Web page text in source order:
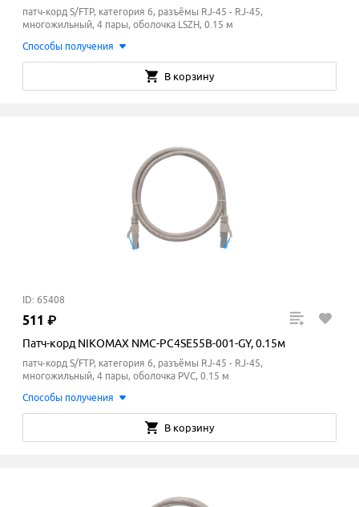
патч-корд S/FTP, категория 6, разъёмы RJ-45 - RJ-45,
многожильный, 4 пары, оболочка LSZH, 0.15 м
Способы получения
В корзину
ID: 65408
511 ₽
Патч-корд NIKOMAX NMC-PC4SE55B-001-GY, 0.15м
патч-корд S/FTP, категория 6, разъёмы RJ-45 - RJ-45,
многожильный, 4 пары, оболочка PVC, 0.15 м
Способы получения
В корзину